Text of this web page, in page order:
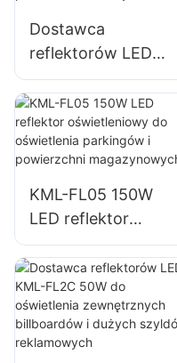
Dostawca
reflektorów LED
KML-FL05 50W do
oświetlenia elewacji
budynków
zewnętrznych i
otwartych
KML-FL05 150W
LED reflektor
oświetleniowy do
oświetlenia
parkingów i
powierzchni
magazynowych